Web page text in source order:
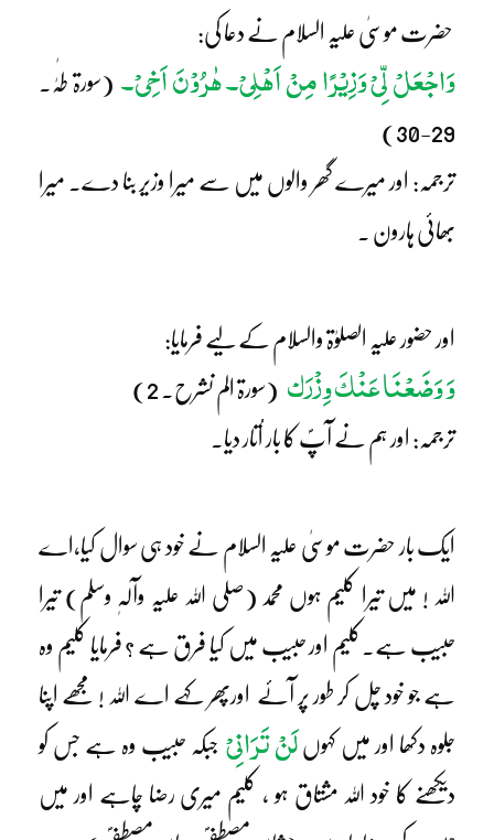
حضرت موسیٰ علیہ السلام نے دعا کی:
وَاجْعَلْ لِّیْ وَزِیْرًا مِنْ اَھْلِیْ۔ ھٰرُوْنَ اَخِیْ۔ (سورۃ طٰہٰ۔
29-30)
ترجمہ: اور میرے گھر والوں میں سے میرا وزیر بنا دے۔ میرا
بھائی ہارون ۔
اور حضور علیہ الصلوٰۃ والسلام کے لیے فرمایا:
وَ وَضَعْنَا عَنْکَ وِزْرَک (سورۃ الم نشرح۔ 2)
ترجمہ: اور ہم نے آپؐ کا بار اُتار دیا۔
ایک بار حضرت موسیٰ علیہ السلام نے خود ہی سوال کیا،اے
اللہ ! میں تیرا کلیم ہوں محمد (صلی اللہ علیہ وآلہٖ وسلم) تیرا
حبیب ہے۔کلیم اور حبیب میں کیا فرق ہے ؟ فرمایا کلیم وہ
ہے جو خود چل کر طور پر آئے اورپھر کہے اے اللہ ! مجھے اپنا
جلوہ دکھا اور میں کہوں لَنْ تَرَانِیْ جبکہ حبیب وہ ہے جس کو
دیکھنے کا خود اللہ مشتاق ہو ، کلیم میری رضا چاہے اور میں